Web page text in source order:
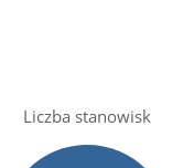
Liczba stanowisk